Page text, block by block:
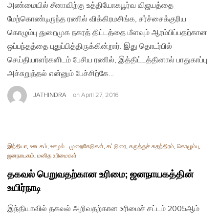
அண்மையில் சீனாவிற்கு உத்தியோகபூர்வ விஜயத்தை
மேற்கொண்டிருந்த ரணில் விக்கிரமசிங்க, சர்ச்சைக்குரிய
கொழும்பு துறைமுக நகரத் திட்டத்தை மீளவும் ஆரம்பிப்பதற்கான
ஒப்பந்தத்தை புதுப்பித்திருக்கின்றார். இது தொடர்பில்
செய்தியாளர்களிடம் பேசிய ரணில், இத்திட்டத்தினால் பாதுகாப்பு
அச்சுறுத்தல் என்னும் பேச்சிற்கே…
JATHINDRA on April 27, 2016
இந்தியா, ஊடகம், ஊழல் - முறைகேடுகள், கட்டுரை, கருத்துச் சுதந்திரம், கொழும்பு,
ஜனநாயகம், மனித உரிமைகள்
தகவல் பெறுவதற்கான உரிமை; ஜனநாயகத்தின்
உயிர்நாடி
இந்தியாவில் தகவல் அறிவதற்கான உரிமைச் சட்டம் 2005ஆம்